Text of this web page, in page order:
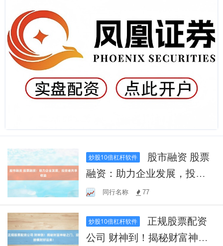
炒股10倍杠杆软件
融资：助力企业发展，投资
者共享收益
同行名称 77
炒股10倍杠杆软件
公司 财神到！揭秘财富神秘